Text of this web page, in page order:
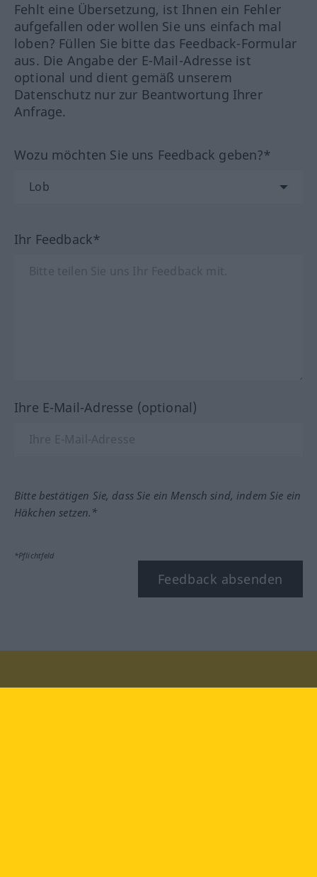
Fehlt eine Übersetzung, ist Ihnen ein Fehler
aufgefallen oder wollen Sie uns einfach mal
loben? Füllen Sie bitte das Feedback-Formular
aus. Die Angabe der E-Mail-Adresse ist
optional und dient gemäß unserem
Datenschutz nur zur Beantwortung Ihrer
Anfrage.
Wozu möchten Sie uns Feedback geben?*
Ihr Feedback*
Ihre E-Mail-Adresse (optional)
Bitte bestätigen Sie, dass Sie ein Mensch sind, indem Sie ein
Häkchen setzen.*
*Pflichtfeld
Feedback absenden